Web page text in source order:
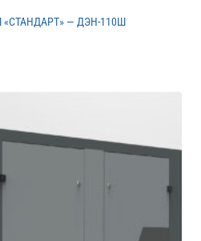
— ДЭН-110Ш